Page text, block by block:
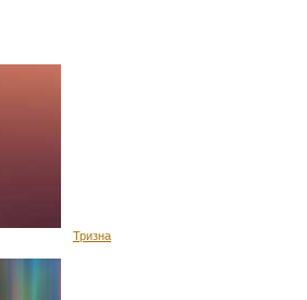
Тризна